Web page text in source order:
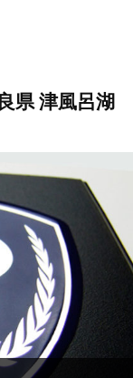
県 津風呂湖